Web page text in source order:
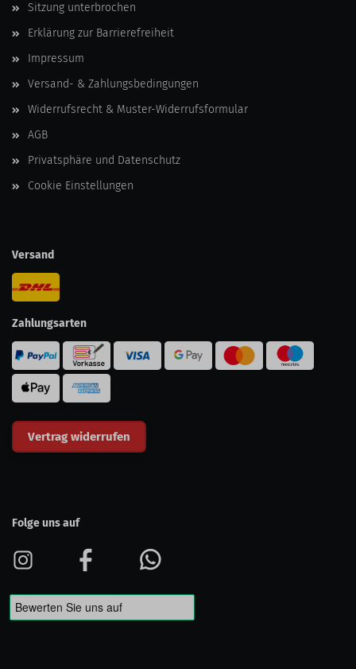
Sitzung unterbrochen
Erklärung zur Barrierefreiheit
Impressum
Versand- & Zahlungsbedingungen
Widerrufsrecht & Muster-Widerrufsformular
AGB
Privatsphäre und Datenschutz
Cookie Einstellungen
Versand
Zahlungsarten
Vertrag widerrufen
Folge uns auf